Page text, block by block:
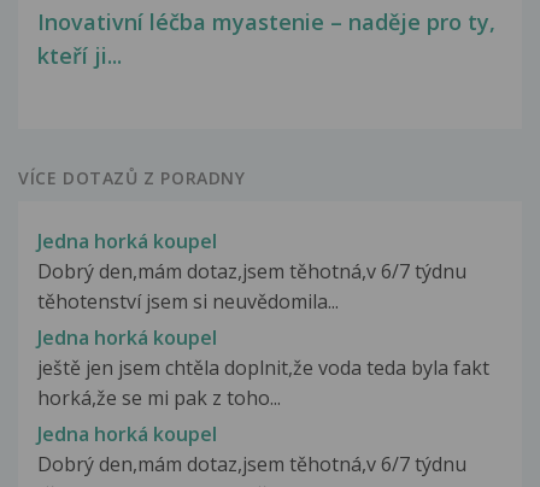
Inovativní léčba myastenie – naděje pro ty,
kteří ji...
VÍCE DOTAZŮ Z PORADNY
Jedna horká koupel
Dobrý den,mám dotaz,jsem těhotná,v 6/7 týdnu
těhotenství jsem si neuvědomila...
Jedna horká koupel
ještě jen jsem chtěla doplnit,že voda teda byla fakt
horká,že se mi pak z toho...
Jedna horká koupel
Dobrý den,mám dotaz,jsem těhotná,v 6/7 týdnu